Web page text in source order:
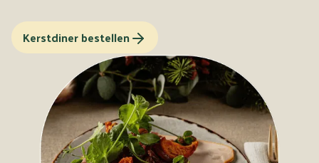
Kerstdiner bestellen